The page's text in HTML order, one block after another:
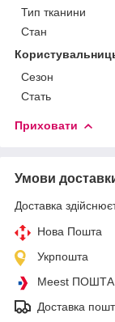
Тип тканини
Стан
Сезон
Стать
Приховати
Умови
Доставка
Нова Пошта
Укрпошта
Meest ПОШТА
Доставка